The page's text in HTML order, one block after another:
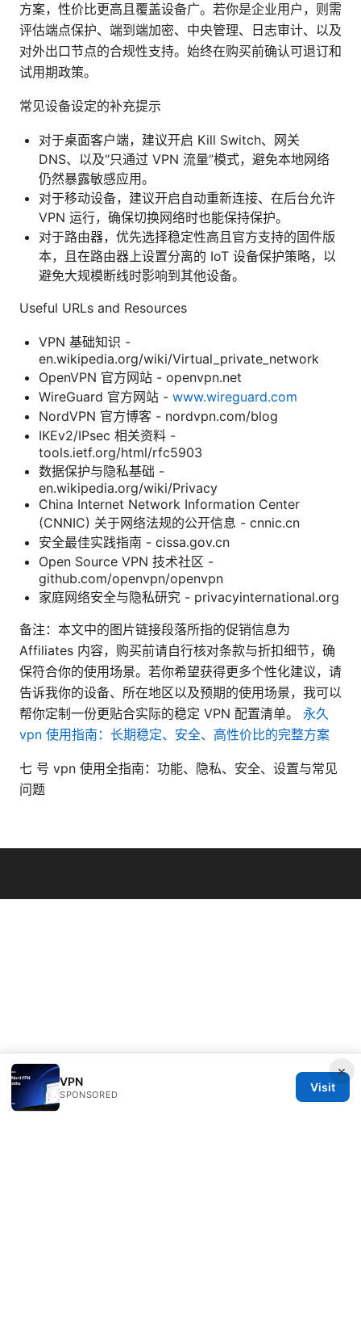
方案，性价比更高且覆盖设备广。若你是企业用户，则需
评估端点保护、端到端加密、中央管理、日志审计、以及
对外出口节点的合规性支持。始终在购买前确认可退订和
试用期政策。
常见设备设定的补充提示
对于桌面客户端，建议开启 Kill Switch、网关
DNS、以及“只通过 VPN 流量”模式，避免本地网络
仍然暴露敏感应用。
对于移动设备，建议开启自动重新连接、在后台允许
VPN 运行，确保切换网络时也能保持保护。
对于路由器，优先选择稳定性高且官方支持的固件版
本，且在路由器上设置分离的 IoT 设备保护策略，以
避免大规模断线时影响到其他设备。
Useful URLs and Resources
VPN 基础知识 -
en.wikipedia.org/wiki/Virtual_private_network
OpenVPN 官方网站 - openvpn.net
WireGuard 官方网站 - www.wireguard.com
NordVPN 官方博客 - nordvpn.com/blog
IKEv2/IPsec 相关资料 -
tools.ietf.org/html/rfc5903
数据保护与隐私基础 -
en.wikipedia.org/wiki/Privacy
China Internet Network Information Center
(CNNIC) 关于网络法规的公开信息 - cnnic.cn
安全最佳实践指南 - cissa.gov.cn
Open Source VPN 技术社区 -
github.com/openvpn/openvpn
家庭网络安全与隐私研究 - privacyinternational.org
备注：本文中的图片链接段落所指的促销信息为
Affiliates 内容，购买前请自行核对条款与折扣细节，确
保符合你的使用场景。若你希望获得更多个性化建议，请
告诉我你的设备、所在地区以及预期的使用场景，我可以
帮你定制一份更贴合实际的稳定 VPN 配置清单。 永久
vpn 使用指南：长期稳定、安全、高性价比的完整方案
七 号 vpn 使用全指南：功能、隐私、安全、设置与常见
问题
×
VPN
SPONSORED
Visit